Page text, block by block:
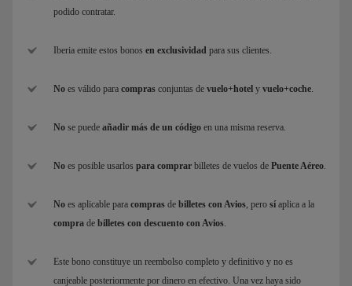
podido contratar.
Iberia emite estos bonos en exclusividad para sus clientes.
No es válido para compras conjuntas de vuelo+hotel y vuelo+coche.
No se puede añadir más de un código en una misma reserva.
No es posible usarlos para comprar billetes de vuelos de Puente Aéreo.
No es aplicable para compras de billetes con Avios, pero sí aplica a la
compra de billetes con descuento con Avios.
Este bono constituye un reembolso completo y definitivo y no es
canjeable posteriormente por dinero en efectivo. Una vez haya sido